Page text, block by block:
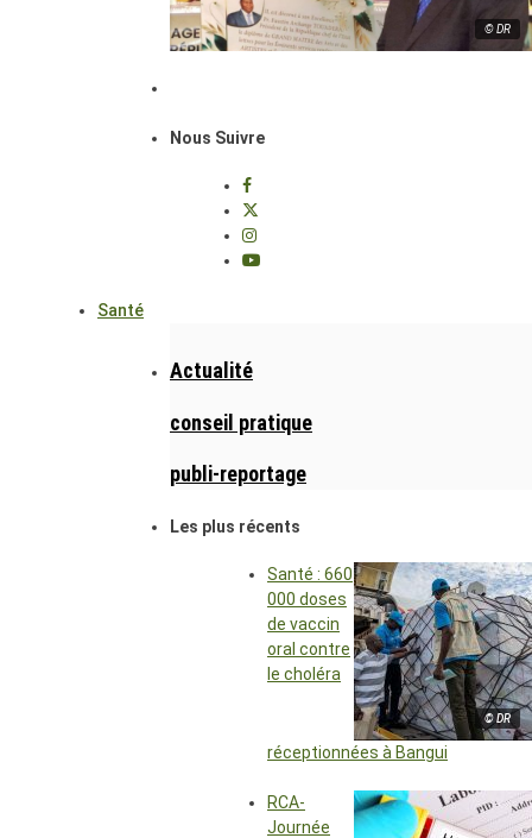
© DR
Nous Suivre
Santé
Actualité
conseil pratique
publi-reportage
Les plus récents
© DR
Santé : 660
000 doses
de vaccin
oral contre
le choléra
réceptionnées à Bangui
RCA-
Journée